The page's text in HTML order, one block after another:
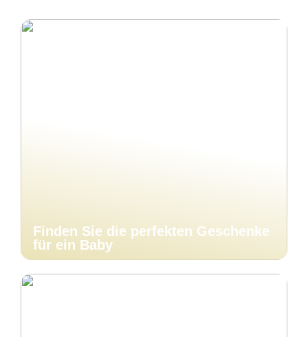
Finden Sie die perfekten Geschenke
für ein Baby